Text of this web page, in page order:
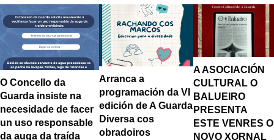
O Concello da
Guarda insiste na
necesidade de facer
un uso responsable
da auga da traída
Arranca a
programación da VI
edición de A Guarda
Diversa cos
obradoiros
A ASOCIACIÓN
CULTURAL O
BALUEIRO
PRESENTA
ESTE VENRES O
NOVO XORNAL